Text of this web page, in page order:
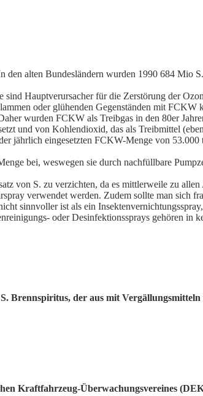
den alten Bundesländern wurden 1990 684 Mio
sind Hauptverursacher für die Zerstörung der
oder glühenden Gegenständen mit FCKW
wurden FCKW als Treibgas in den 80er
und von Kohlendioxid, das als Treibmittel
jährlich eingesetzten FCKW-Menge von
bei, weswegen sie durch nachfüllbare
von S. zu verzichten, da es mittlerweile zu
verwendet werden. Zudem sollte man sich
sinnvoller ist als ein
oder Desinfektionssprays gehören in
Brennspiritus, der aus mit
Kraftfahrzeug-Überwachungsvereines